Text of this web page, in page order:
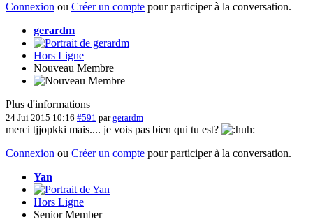
Connexion ou Créer un compte pour participer à la conversation.
gerardm
Hors Ligne
Nouveau Membre
Plus d'informations
24 Jui 2015 10:16 #591 pargerardm
merci tjjopkki mais.... je vois pas bien qui tu est?
Connexion ou Créer un compte pour participer à la conversation.
Yan
Hors Ligne
Senior Member